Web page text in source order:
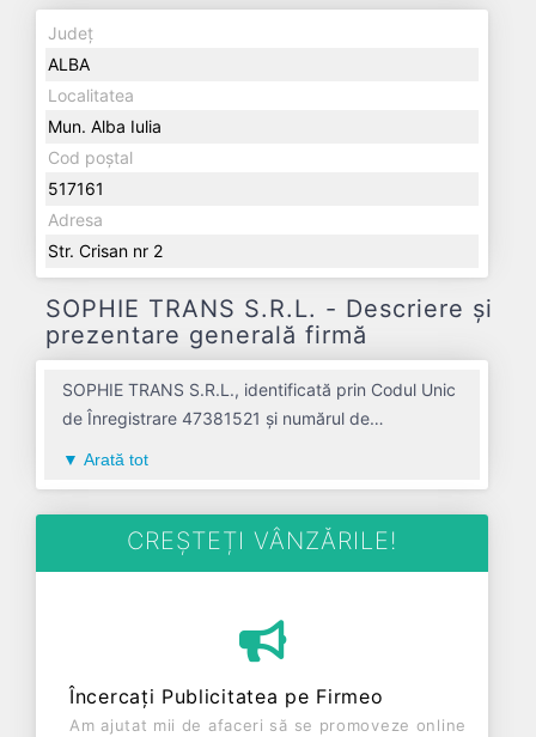
Județ
ALBA
Localitatea
Mun. Alba Iulia
Cod poștal
517161
Adresa
Str. Crisan nr 2
SOPHIE TRANS S.R.L. - Descriere și
prezentare generală firmă
SOPHIE TRANS S.R.L., identificată prin Codul Unic
de Înregistrare 47381521 și numărul de
4932. Cu sediul social poziționat în zona de Centru
a țării, în judetul ALBA, compania aduce o
SOPHIE TRANS S.R.L. a fost fondată în anul 2022,
având o vechime de 4 ani. Conform ultimului bilanț,
cifră de afaceri de 0 RON, gestionând operațiunile
Arată tot
CREȘTEȚI VÂNZĂRILE!
Încercați Publicitatea pe Firmeo
Am ajutat mii de afaceri să se promoveze online